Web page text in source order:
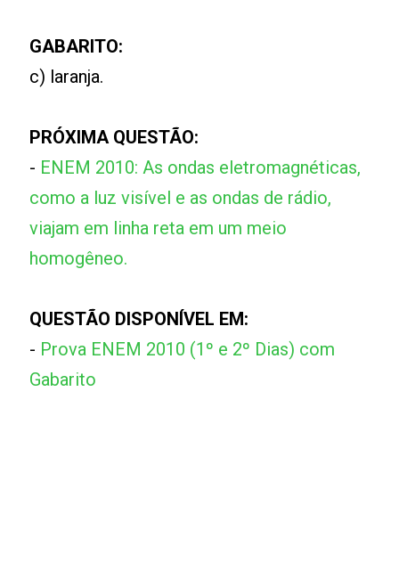
GABARITO:
c) laranja.
PRÓXIMA QUESTÃO:
- ENEM 2010: As ondas eletromagnéticas,
como a luz visível e as ondas de rádio,
viajam em linha reta em um meio
homogêneo.
QUESTÃO DISPONÍVEL EM:
- Prova ENEM 2010 (1º e 2º Dias) com
Gabarito